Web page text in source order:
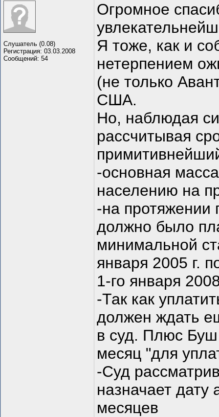
Слушатель (0.08)
Регистрация: 03.03.2008
Сообщений: 54
Огромное
Я тоже, как и
нетерпением
(не только
США.
Но, наблюдая
рассчитывая
-основная
населению на
-на протяжении
должно было
минимальной
января 2005 г.
1-го января
-Так как
должен ждать
в суд. Плюс
месяц "для
-Суд
назначает дату
месяцев